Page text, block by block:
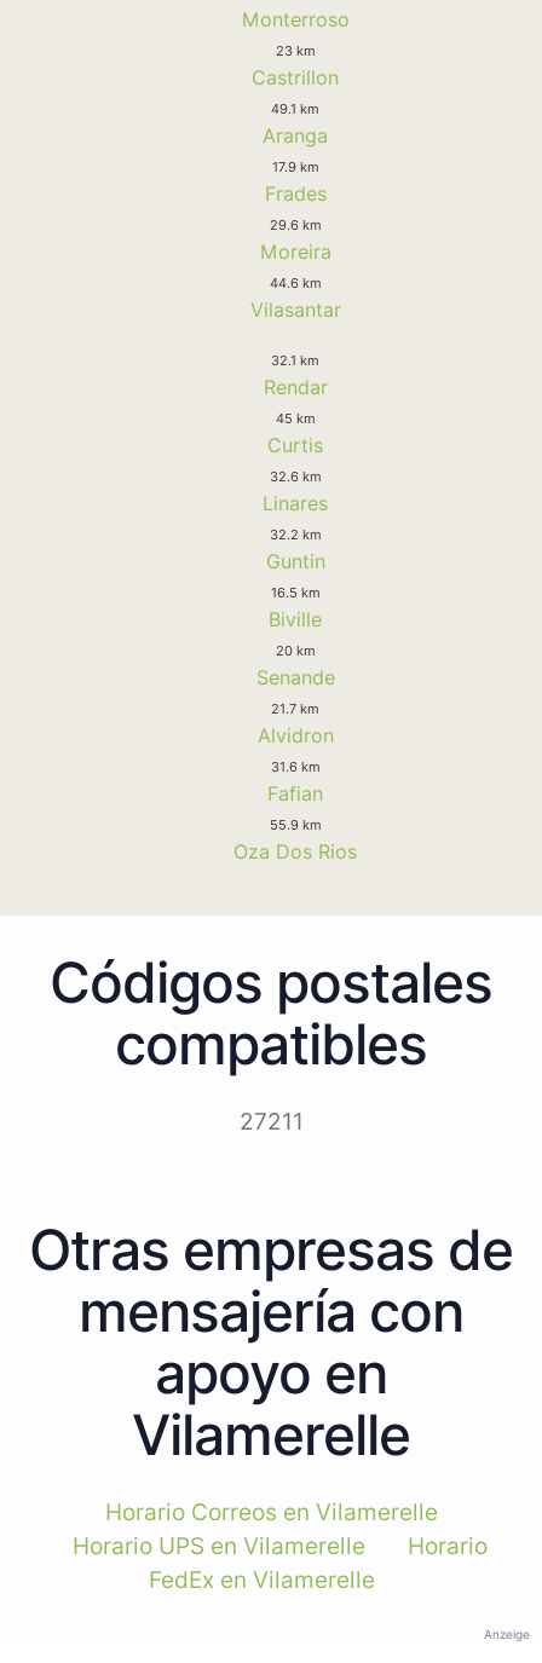
Monterroso
23 km
Castrillon
49.1 km
Aranga
17.9 km
Frades
29.6 km
Moreira
44.6 km
Vilasantar
32.1 km
Rendar
45 km
Curtis
32.6 km
Linares
32.2 km
Guntin
16.5 km
Biville
20 km
Senande
21.7 km
Alvidron
31.6 km
Fafian
55.9 km
Oza Dos Rios
Códigos postales
compatibles
27211
Otras empresas de
mensajería con
apoyo en
Vilamerelle
Horario Correos en Vilamerelle
Horario UPS en Vilamerelle
Horario
FedEx en Vilamerelle
Anzeige